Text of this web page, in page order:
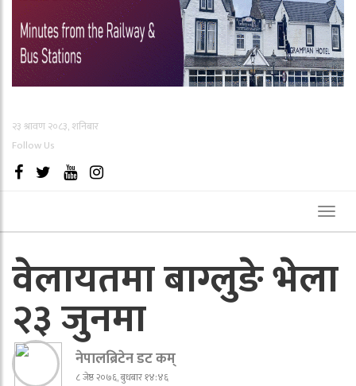
२३ श्रावण २०८३, शनिबार
Follow Us
वेलायतमा बाग्लुङे भेला
२३ जुनमा
नेपालब्रिटेन डट कम्
८ जेष्ठ २०७६, बुधबार १४:४६